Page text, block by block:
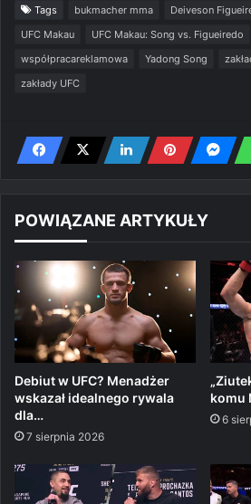
Tags bukmacher mma Deiveson
UFC Makau
UFC Makau: Song vs. Figueiredo
współpracareklamowa
Yadong Song
zakłady UFC
POWIĄZANE ARTYKUŁY
Debiut w UFC? Menadżer
wskazał idealnego rywala
dla…
7 sierpnia 2026
komu
6